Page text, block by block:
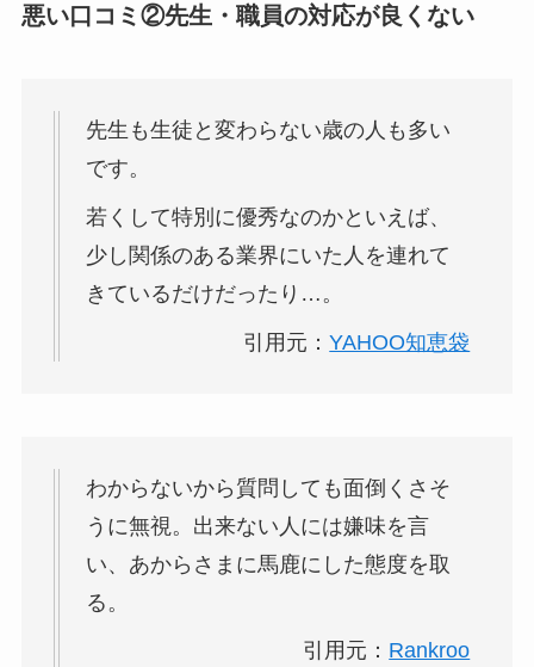
悪い口コミ②先生・職員の対応が良くない
先生も生徒と変わらない歳の人も多い
です。
若くして特別に優秀なのかといえば、
少し関係のある業界にいた人を連れて
きているだけだったり…。
引用元：YAHOO知恵袋
わからないから質問しても面倒くさそ
うに無視。出来ない人には嫌味を言
い、あからさまに馬鹿にした態度を取
る。
引用元： Rankroo